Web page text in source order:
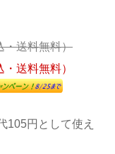
・送料無料）
・送料無料）
105円として使え